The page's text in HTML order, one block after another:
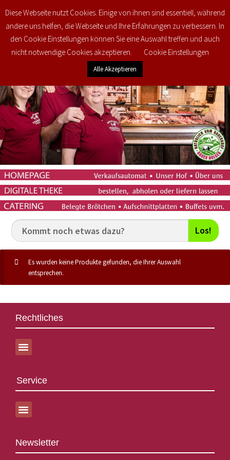
€0,00 0
Los!
Es wurden keine Produkte gefunden, die Ihrer Auswahl
entsprechen.
Rechtliches
Service
Newsletter
Diese Webseite nutzt Cookies. Einige von ihnen sind essentiell, während
andere uns helfen, die Webseite und Ihre Erfahrungen zu verbessern. In
den Cookie Einstellungen können Sie eine Auswahl treffen und auch
nicht notwendige Cookies akzeptieren.
Cookie Einstellungen
Alle Akzeptieren